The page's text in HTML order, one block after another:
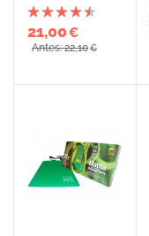
21,00€
Antes: 22,10€